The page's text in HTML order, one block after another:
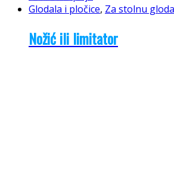
Glodala i pločice, Za stolnu
Nožić ili limitator